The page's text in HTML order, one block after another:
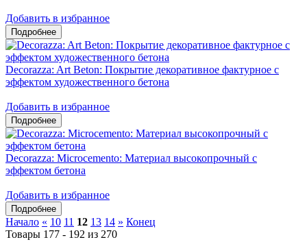
Добавить в избранное
Decorazza: Art Beton: Покрытие декоративное фактурное с
эффектом художественного бетона
Добавить в избранное
Decorazza: Microcemento: Материал высокопрочный с
эффектом бетона
Добавить в избранное
Начало « 10 11 12 13 14 » Конец
Товары 177 - 192 из 270